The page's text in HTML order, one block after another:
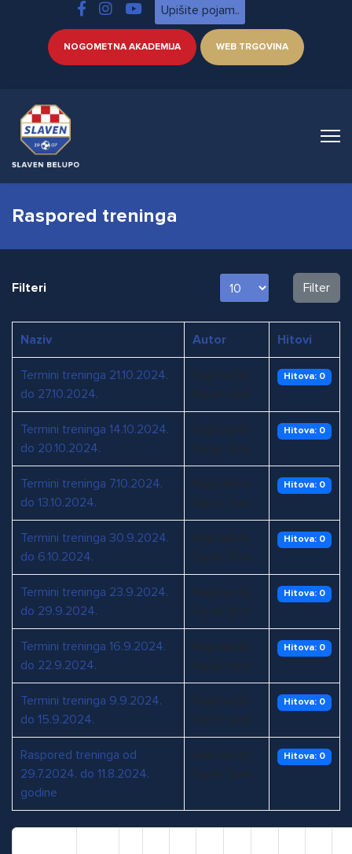
NOGOMETNA AKADEMIJA WEB TRGOVINA
Raspored treninga
Filteri Prikaz # Filter
Naziv Autor Hitovi
Termini treninga 21.10.2024.
do 27.10.2024.
Napisao/la
Super User
Hitova: 0
Termini treninga 14.10.2024.
do 20.10.2024.
Napisao/la
Super User
Hitova: 0
Termini treninga 7.10.2024.
do 13.10.2024.
Napisao/la
Super User
Hitova: 0
Termini treninga 30.9.2024.
do 6.10.2024.
Napisao/la
Super User
Hitova: 0
Termini treninga 23.9.2024.
do 29.9.2024.
Napisao/la
Super User
Hitova: 0
Termini treninga 16.9.2024.
do 22.9.2024.
Napisao/la
Super User
Hitova: 0
Termini treninga 9.9.2024.
do 15.9.2024.
Napisao/la
Super User
Hitova: 0
Raspored treninga od
29.7.2024. do 11.8.2024.
godine
Napisao/la
Super User
Hitova: 0